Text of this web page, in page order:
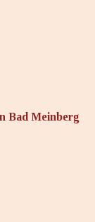
Bad Meinberg